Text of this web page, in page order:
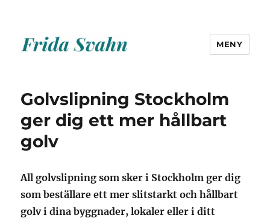
MENY
Golvslipning Stockholm
ger dig ett mer hållbart
golv
All golvslipning som sker i Stockholm ger dig
som beställare ett mer slitstarkt och hållbart
golv i dina byggnader, lokaler eller i ditt